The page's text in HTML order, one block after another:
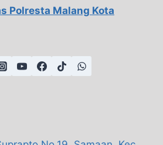
Polresta Malang Kota